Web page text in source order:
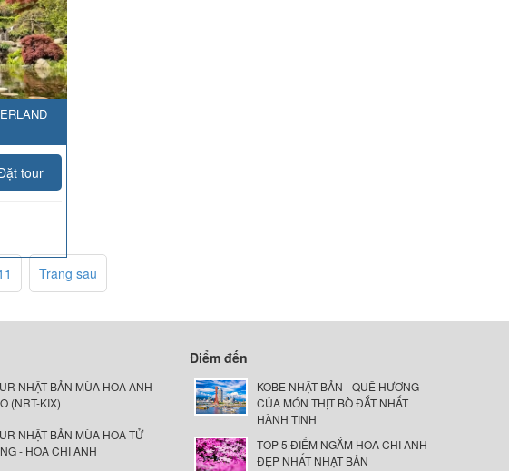
tour
Trang sau
NHẬT BẢN MÙA HOA ANH
(NRT-KIX)
NHẬT BẢN MÙA HOA TỬ
- HOA CHI ANH
Điểm đến
KOBE NHẬT BẢN - QUÊ HƯƠNG
CỦA MÓN THỊT BÒ ĐẮT NHẤT
HÀNH TINH
TOP 5 ĐIỂM NGẮM HOA CHI ANH
ĐẸP NHẤT NHẬT BẢN